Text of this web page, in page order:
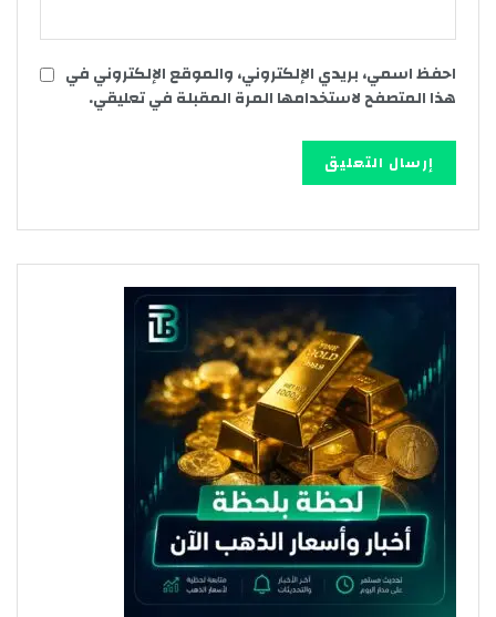
احفظ اسمي، بريدي الإلكتروني، والموقع الإلكتروني في
هذا المتصفح لاستخدامها المرة المقبلة في تعليقي.